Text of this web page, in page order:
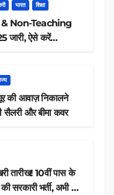
भारत शिक्षा
Non-Teaching
ऐसे करें
की आवाज़ निकालने
सैलरी और बीमा कवर
तारीख! 10वीं पास के
सरकारी भर्ती, अभी करें